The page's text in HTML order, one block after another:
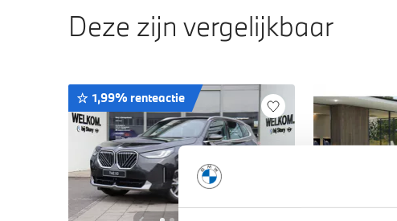
Deze zijn vergelijkbaar
1,99% renteactie